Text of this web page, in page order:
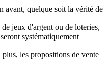
avant, quelque soit la vérité de
jeux d'argent ou de loteries,
systématiquement
les propositions de vente